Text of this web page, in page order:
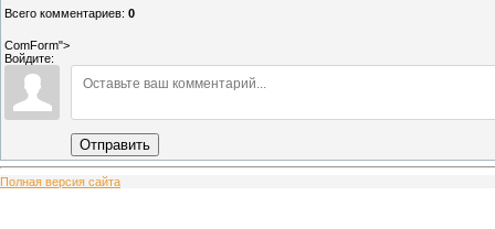
Всего комментариев: 0
ComForm">
Войдите:
Отправить
Полная версия сайта